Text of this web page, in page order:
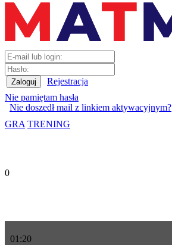
Rejestracja
Nie pamiętam hasła
Nie doszedł mail z linkiem aktywacyjnym?
GRA TRENING
0
01 :20